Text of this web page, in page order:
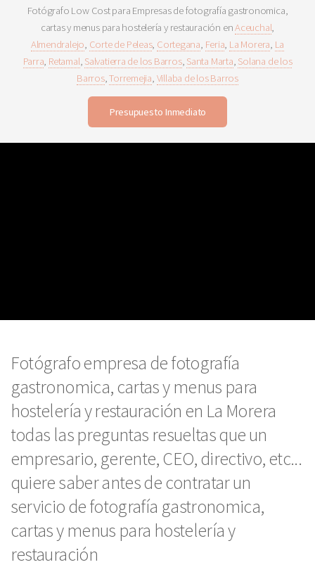
Fotógrafo Low Cost para Empresas de fotografía gastronomica,
cartas y menus para hostelería y restauración enAceuchal,
Almendralejo, Corte de Peleas, Cortegana, Feria, La Morera, La
Parra, Retamal, Salvatierra de los Barros, Santa Marta, Solana de los
Barros,Torremejia, Villaba de los Barros
Presupuesto Inmediato
Fotógrafo empresa de fotografía
gastronomica, cartas y menus para
hostelería y restauración en La Morera
todas las preguntas resueltas que un
empresario, gerente, CEO, directivo, etc...
quiere saber antes de contratar un
servicio de fotografía gastronomica,
cartas y menus para hostelería y
restauración